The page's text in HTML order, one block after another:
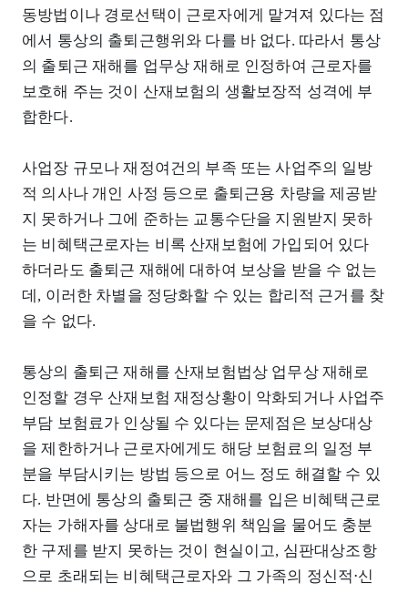
동방법이나 경로선택이 근로자에게 맡겨져 있다는 점
에서 통상의 출퇴근행위와 다를 바 없다. 따라서 통상
의 출퇴근 재해를 업무상 재해로 인정하여 근로자를
보호해 주는 것이 산재보험의 생활보장적 성격에 부
합한다.
사업장 규모나 재정여건의 부족 또는 사업주의 일방
적 의사나 개인 사정 등으로 출퇴근용 차량을 제공받
지 못하거나 그에 준하는 교통수단을 지원받지 못하
는 비혜택근로자는 비록 산재보험에 가입되어 있다
하더라도 출퇴근 재해에 대하여 보상을 받을 수 없는
데, 이러한 차별을 정당화할 수 있는 합리적 근거를 찾
을 수 없다.
통상의 출퇴근 재해를 산재보험법상 업무상 재해로
인정할 경우 산재보험 재정상황이 악화되거나 사업주
부담 보험료가 인상될 수 있다는 문제점은 보상대상
을 제한하거나 근로자에게도 해당 보험료의 일정 부
분을 부담시키는 방법 등으로 어느 정도 해결할 수 있
다. 반면에 통상의 출퇴근 중 재해를 입은 비혜택근로
자는 가해자를 상대로 불법행위 책임을 물어도 충분
한 구제를 받지 못하는 것이 현실이고, 심판대상조항
으로 초래되는 비혜택근로자와 그 가족의 정신적⋅신